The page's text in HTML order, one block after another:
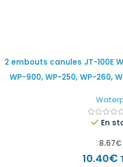
2 embouts canules JT-100E
WP-900, WP-250, WP-260,
En
8.67€
10.40€